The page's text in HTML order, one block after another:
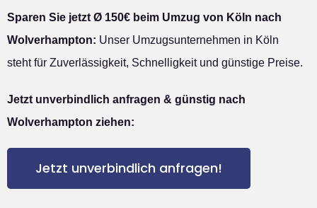
Sparen Sie jetzt Ø 150€ beim Umzug von Köln nach
Wolverhampton: Unser Umzugsunternehmen in Köln
steht für Zuverlässigkeit, Schnelligkeit und günstige Preise.
Jetzt unverbindlich anfragen & günstig nach
Wolverhampton ziehen:
Jetzt unverbindlich anfragen!